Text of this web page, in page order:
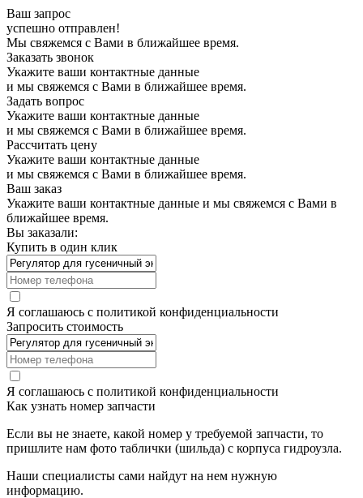
Ваш запрос
успешно отправлен!
Мы свяжемся с Вами в ближайшее время.
Заказать звонок
Укажите ваши контактные данные
и мы свяжемся с Вами в ближайшее время.
Задать вопрос
Укажите ваши контактные данные
и мы свяжемся с Вами в ближайшее время.
Рассчитать цену
Укажите ваши контактные данные
и мы свяжемся с Вами в ближайшее время.
Ваш заказ
Укажите ваши контактные данные и мы свяжемся с Вами в
ближайшее время.
Вы заказали:
Купить в один клик
Я соглашаюсь с политикой конфиденциальности
Запросить стоимость
Я соглашаюсь с политикой конфиденциальности
Как узнать номер запчасти
Если вы не знаете, какой номер у требуемой запчасти, то
пришлите нам фото таблички (шильда) с корпуса гидроузла.
Наши специалисты сами найдут на нем нужную
информацию.